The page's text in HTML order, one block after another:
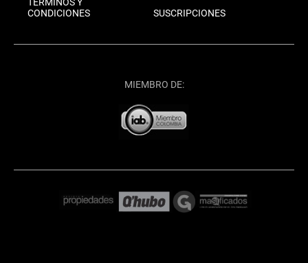
TÉRMINOS Y
CONDICIONES
SUSCRIPCIONES
MIEMBRO DE: